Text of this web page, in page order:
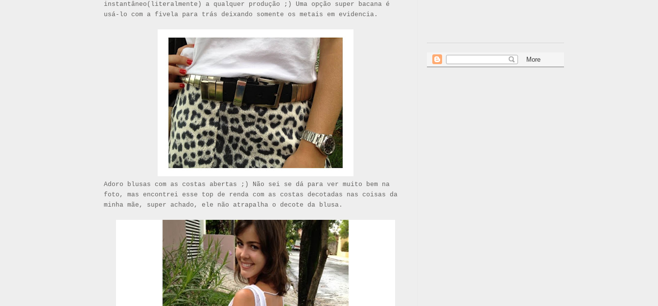
instantâneo(literalmente) a qualquer produção ;) Uma opção super bacana é
usá-lo com a fivela para trás deixando somente os metais em evidencia.
Adoro blusas com as costas abertas ;) Não sei se dá para ver muito bem na
foto, mas encontrei esse top de renda com as costas decotadas nas coisas da
minha mãe, super achado, ele não atrapalha o decote da blusa.